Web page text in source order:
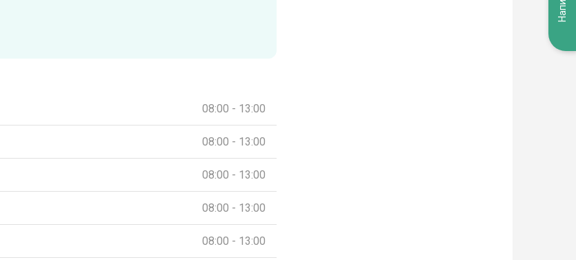
08:00 - 13:00
08:00 - 13:00
08:00 - 13:00
08:00 - 13:00
08:00 - 13:00